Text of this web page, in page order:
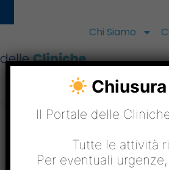
Chi Siamo
Il Portale delle
Tutte le attività
Per eventuali